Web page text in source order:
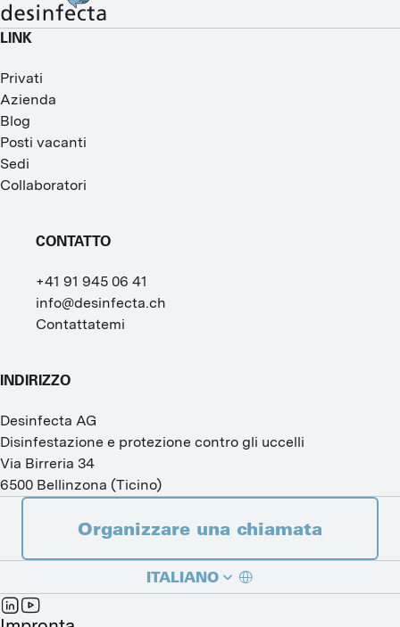
LINK
Privati
Azienda
Blog
Posti vacanti
Sedi
Collaboratori
CONTATTO
+41 91 945 06 41
info@desinfecta.ch
Contattatemi
INDIRIZZO
Desinfecta AG
Disinfestazione e protezione contro gli uccelli
Via Birreria 34
6500 Bellinzona (Ticino)
Organizzare una chiamata
ITALIANO